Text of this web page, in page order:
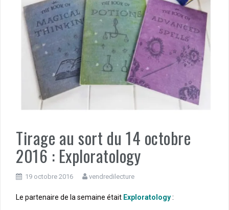
Tirage au sort du 14 octobre
2016 : Exploratology
19 octobre 2016 vendredilecture
Le partenaire de la semaine était Exploratology: